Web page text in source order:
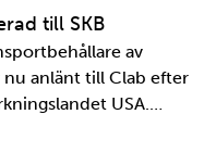
…
till SKB
av
anlänt till Clab efter
USA.
del av SKB:s